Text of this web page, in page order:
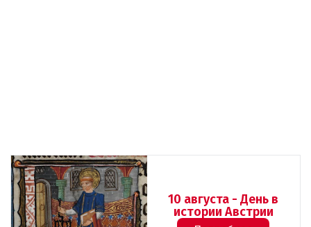
10 августа - День в
истории Австрии